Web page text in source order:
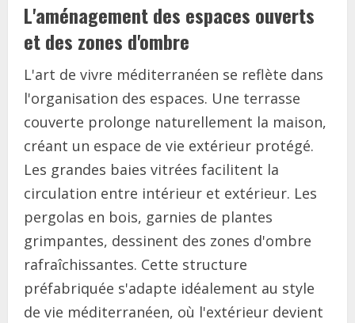
L'aménagement des espaces ouverts
et des zones d'ombre
L'art de vivre méditerranéen se reflète dans
l'organisation des espaces. Une terrasse
couverte prolonge naturellement la maison,
créant un espace de vie extérieur protégé.
Les grandes baies vitrées facilitent la
circulation entre intérieur et extérieur. Les
pergolas en bois, garnies de plantes
grimpantes, dessinent des zones d'ombre
rafraîchissantes. Cette structure
préfabriquée s'adapte idéalement au style
de vie méditerranéen, où l'extérieur devient